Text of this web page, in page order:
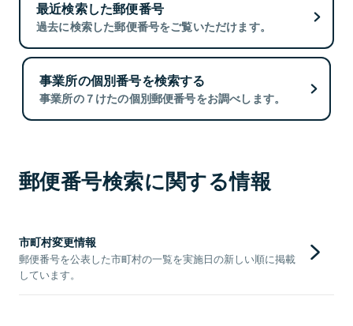
最近検索した郵便番号
過去に検索した郵便番号をご覧いただけます。
事業所の個別番号を検索する
事業所の７けたの個別郵便番号をお調べします。
郵便番号検索に関する情報
市町村変更情報
郵便番号を公表した市町村の一覧を実施日の新しい順に掲載
しています。